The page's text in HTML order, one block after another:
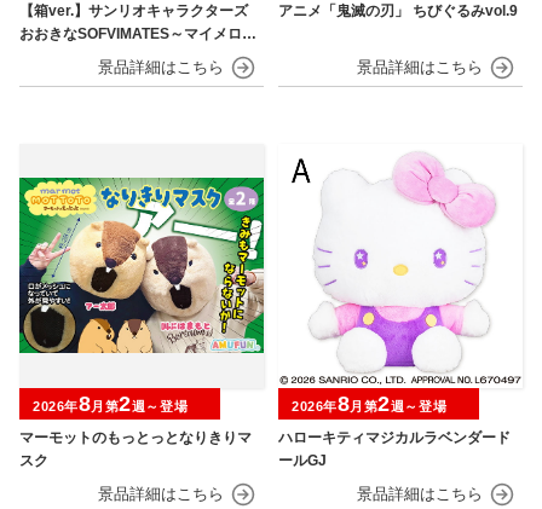
【箱ver.】サンリオキャラクターズ
おおきなSOFVIMATES～マイメロデ
ィ マーメイドver. ～
アニメ「鬼滅の刃」 ちびぐるみvol.9
マーモットのもっとっとなりきりマ
スク
2026年8月第2週～登場
ハローキティマジカルラベンダード
ールGJ
2026年8月第2週～登場